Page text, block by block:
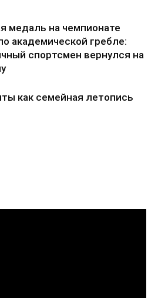
медаль на чемпионате
академической гребле:
спортсмен вернулся на
как семейная летопись